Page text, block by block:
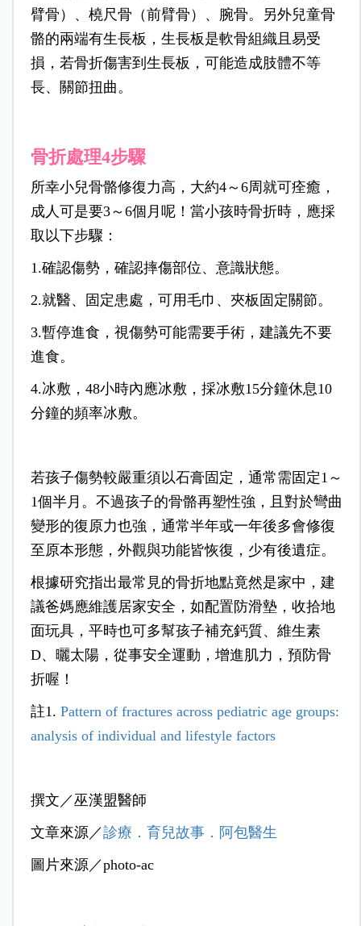
臂骨）、橈尺骨（前臂骨）、腕骨。另外兒童骨
骼的兩端有生長板，生長板是軟骨組織且易受
損，若骨折傷害到生長板，可能造成肢體不等
長、關節扭曲。
骨折處理4步驟
所幸小兒骨骼修復力高，大約4～6周就可痊癒，
成人可是要3～6個月呢！當小孩時骨折時，應採
取以下步驟：
1.確認傷勢，確認摔傷部位、意識狀態。
2.就醫、固定患處，可用毛巾、夾板固定關節。
3.暫停進食，視傷勢可能需要手術，建議先不要
進食。
4.冰敷，48小時內應冰敷，採冰敷15分鐘休息10
分鐘的頻率冰敷。
若孩子傷勢較嚴重須以石膏固定，通常需固定1～
1個半月。不過孩子的骨骼再塑性強，且對於彎曲
變形的復原力也強，通常半年或一年後多會修復
至原本形態，外觀與功能皆恢復，少有後遺症。
根據研究指出最常見的骨折地點竟然是家中，建
議爸媽應維護居家安全，如配置防滑墊，收拾地
面玩具，平時也可多幫孩子補充鈣質、維生素
D、曬太陽，從事安全運動，增進肌力，預防骨
折喔！
註1. Pattern of fractures across pediatric age groups:
analysis of individual and lifestyle factors
撰文／巫漢盟醫師
文章來源／診療．育兒故事．阿包醫生
圖片來源／photo-ac